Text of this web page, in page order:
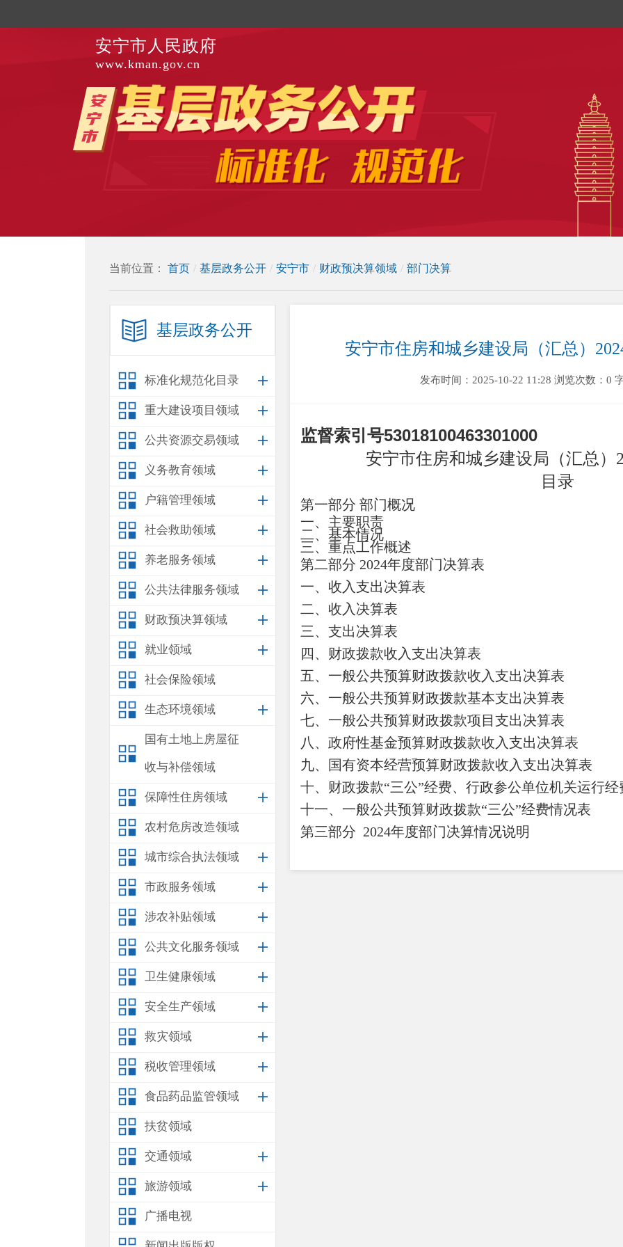
安宁市人民政府
www.kman.gov.cn
当前位置： 首页 / 基层政务公开 / 安宁市 / 财政预决算领域 / 部门决算
基层政务公开
标准化规范化目录
重大建设项目领域
公共资源交易领域
义务教育领域
户籍管理领域
社会救助领域
养老服务领域
公共法律服务领域
财政预决算领域
就业领域
社会保险领域
生态环境领域
国有土地上房屋征
收与补偿领域
保障性住房领域
农村危房改造领域
城市综合执法领域
市政服务领域
涉农补贴领域
公共文化服务领域
卫生健康领域
安全生产领域
救灾领域
税收管理领域
食品药品监管领域
扶贫领域
交通领域
旅游领域
广播电视
安宁市住房和城乡建设局（汇总）
发布时间：2025-10-22 11:28 浏览次数：0
监督索引号53018100463301000
安宁市住房和城乡建设局（汇总）
目录
第一部分 部门概况
一、主要职责
二、 基本情况
三、重点工作概述
第二部分 2024年度部门决算表
一、收入支出决算表
二、收入决算表
三、支出决算表
四、财政拨款收入支出决算表
五、一般公共预算财政拨款收入支出决算表
六、一般公共预算财政拨款基本支出决算表
七、 一般公共预算财政拨款项目支出决算表
八 、政府性基金预算财政拨款收入支出决算表
九、国有资本经营预算财政拨款收入支出决算表
十、 财政拨款“三公”经费、行政参公单位机关运行
十一、一般公共预算财政拨款“三公”经费情况表
第三部分 2024年度部门决算情况说明